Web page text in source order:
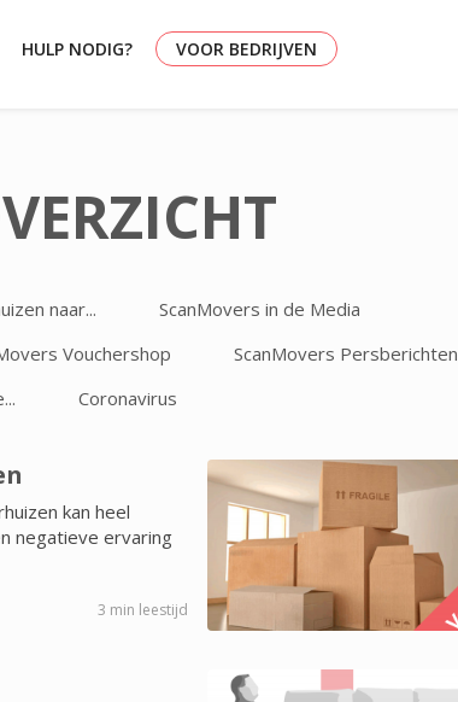
HULP NODIG? VOOR BEDRIJVEN
naar...
ScanMovers in de Media
Vouchershop
ScanMovers Persberichten
Coronavirus
kan heel
negatieve ervaring
3 min leestijd